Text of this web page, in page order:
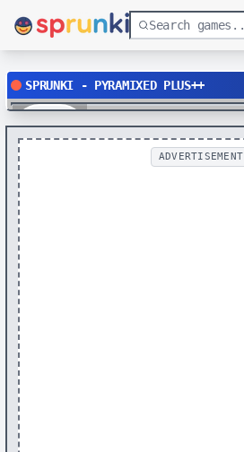
SPRUNKI - PYRAMIXED PLUS++
Play
ADVERTISEMENT